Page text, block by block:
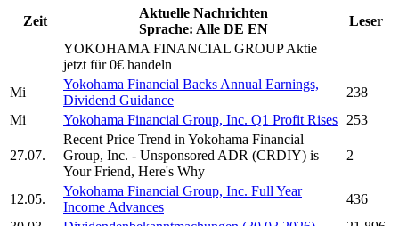
Zeit
Aktuelle Nachrichten
Sprache: Alle DE EN
Leser
YOKOHAMA FINANCIAL GROUPAktie
jetzt für 0€ handeln
Mi
Yokohama Financial Backs Annual Earnings,
Dividend Guidance
238
Mi
Yokohama Financial Group, Inc. Q1 Profit Rises 253
27.07.
Recent Price Trend in Yokohama Financial
Group, Inc. - Unsponsored ADR (CRDIY) is
Your Friend, Here's Why
2
12.05.
Yokohama Financial Group, Inc. Full Year
Income Advances
436